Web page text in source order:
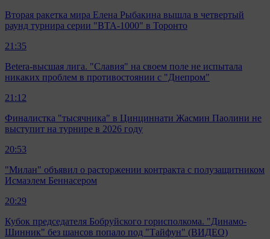
Вторая ракетка мира Елена Рыбакина вышла в четвертый
раунд турнира серии "ВТА-1000" в Торонто
21:35
Betera-высшая лига. "Славия" на своем поле не испытала
никаких проблем в противостоянии с "Днепром"
21:12
Финалистка "тысячника" в Цинциннати Жасмин Паолини не
выступит на турнире в 2026 году
20:53
"Милан" объявил о расторжении контракта с полузащитником
Исмаэлем Беннасером
20:29
Кубок председателя Бобруйского горисполкома. "Динамо-
Шинник" без шансов попало под "Тайфун" (ВИДЕО)